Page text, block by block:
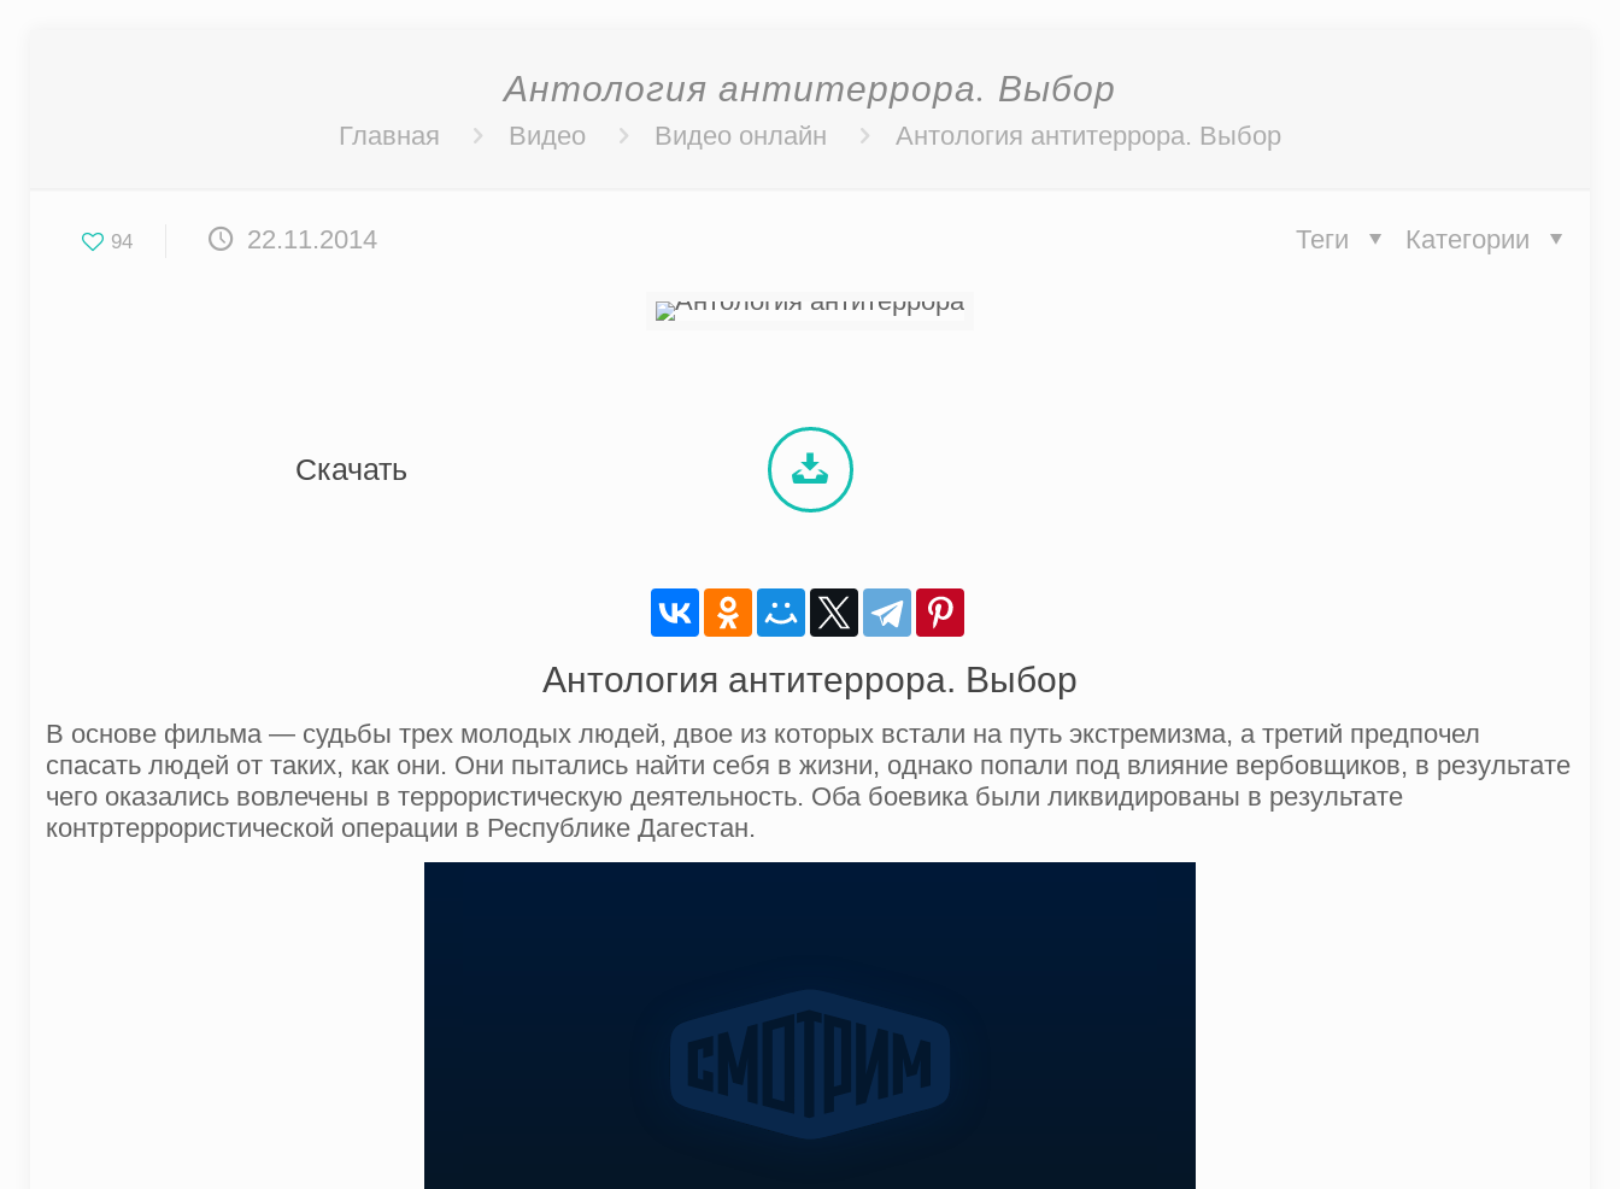
Антология антитеррора. Выбор
Главная Видео Видео онлайн Антология антитеррора. Выбор
94 22.11.2014 Категории
Теги
Скачать
Антология антитеррора. Выбор
В основе фильма — судьбы трех молодых людей, двое из которых встали на путь экстремизма, а третий предпочел
спасать людей от таких, как они. Они пытались найти себя в жизни, однако попали под влияние вербовщиков, в результате
чего оказались вовлечены в террористическую деятельность. Оба боевика были ликвидированы в результате
контртеррористической операции в Республике Дагестан.